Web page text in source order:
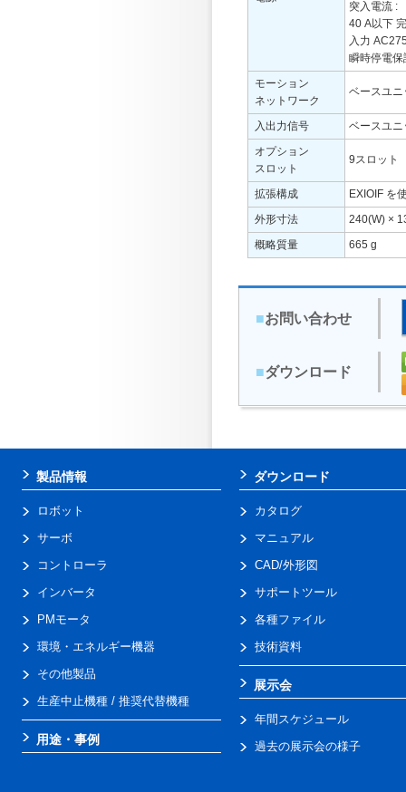
突入電流 :
40 A以下
入力
瞬時停電保
モーション
ネットワーク
ベースユ
入出力信号
ベースユ
オプション
スロット
9スロット
拡張構成
EXIOIF を
外形寸法
240(W) ×
概略質量
665 g
■お問い合わせ
■ダウンロード
製品情報
ロボット
サーボ
コントローラ
インバータ
PMモータ
環境・エネルギー機器
その他製品
生産中止機種 / 推奨代替機種
用途・事例
ダウンロード
カタログ
マニュアル
CAD/外形図
サポートツール
各種ファイル
技術資料
展示会
年間スケジュール
過去の展示会の様子